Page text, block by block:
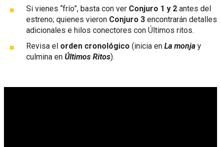
Si vienes “frío”, basta con ver Conjuro 1 y 2 antes del
estreno; quienes vieron Conjuro 3 encontrarán detalles
adicionales e hilos conectores con Últimos ritos.
Revisa el orden cronológico (inicia en La monja y
culmina en Últimos Ritos).